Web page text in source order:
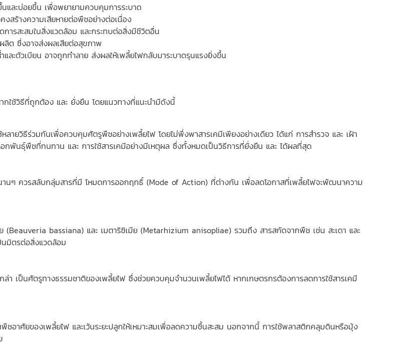
และบ่อยขึ้น เพื่อพยายามควบคุมการระบาด
สร้างความเสียหายต่อพืชอย่างต่อเนื่อง
การสะสมในสิ่งแวดล้อม และกระทบต่อสิ่งมีชีวิตอื่น
ลิต ซึ่งอาจส่งผลเสียต่อสุขภาพ
ละตัวเบียน อาจถูกทำลาย ส่งผลให้เพลี้ยไฟกลับมาระบาดรุนแรงยิ่งขึ้น
ใช้วิธีที่ถูกต้อง และ ยั่งยืน โดยแนวทางที่แนะนำมีดังนี้
ยวิธีร่วมกันเพื่อควบคุมศัตรูพืชอย่างเพลี้ยไฟ โดยไม่พึ่งพาสารเคมีเพียงอย่างเดียว ได้แก่ การสำรวจ และ เฝ้า
กพันธุ์พืชที่ทนทาน และ การใช้สารเคมีอย่างมีเหตุผล ซึ่งทั้งหมดเป็นวิธีการที่ยั่งยืน และ ได้ผลที่สุด
นานๆ ควรสลับกลุ่มสารที่มี โหมดการออกฤทธิ์ (Mode of Action) ที่ต่างกัน เพื่อลดโอกาสที่เพลี้ยไฟจะพัฒนาความ
ย (Beauveria bassiana) และ เมตาริซิเมีย (Metarhizium anisopliae) รวมถึง สารสกัดจากพืช เช่น สะเดา และ
นมิตรต่อสิ่งแวดล้อม
ล่า เป็นศัตรูทางธรรมชาติของเพลี้ยไฟ ซึ่งช่วยควบคุมจำนวนเพลี้ยไฟได้ หากเกษตรกรต้องการลดการใช้สารเคมี
าศัยของเพลี้ยไฟ และเว้นระยะปลูกให้เหมาะสมเพื่อลดความชื้นสะสม นอกจากนี้ การใช้พลาสติกคลุมดินหรือมุ้ง